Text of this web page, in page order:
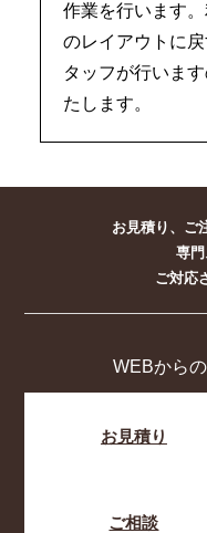
作業を行います
のレイアウトに
タッフが行いま
たします。
お見積り、ご
専
ご対応
WEBから
お見積り
ご相談